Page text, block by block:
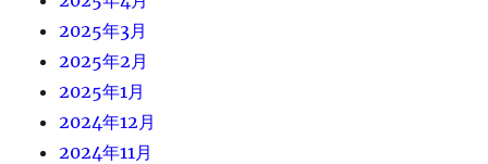
2025年3月
2025年2月
2025年1月
2024年12月
2024年11月